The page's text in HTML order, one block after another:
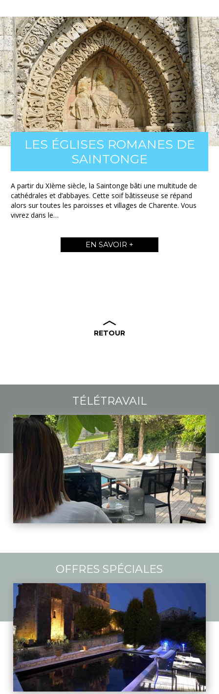
LES ÉGLISES ROMANES DE
SAINTONGE
A partir du XIème siècle, la Saintonge bâti une multitude de
cathédrales et d’abbayes. Cette soif bâtisseuse se répand
alors sur toutes les paroisses et villages de Charente. Vous
vivrez dans le…
EN SAVOIR +
RETOUR
TÉLÉTRAVAIL
OFFRES SPÉCIALES